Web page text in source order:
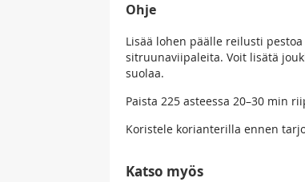
Ohje
Lisää lohen päälle reilusti
sitruunaviipaleita. Voit lisätä
suolaa.
Paista 225 asteessa 20–30 min
Koristele korianterilla ennen
Katso myös